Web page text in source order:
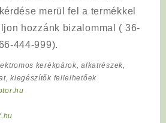
merül fel a termékkel
hozzánk bizalommal ( 36-
444-999).
kerékpárok, alkatrészek,
kiegészítők fellelhetőek